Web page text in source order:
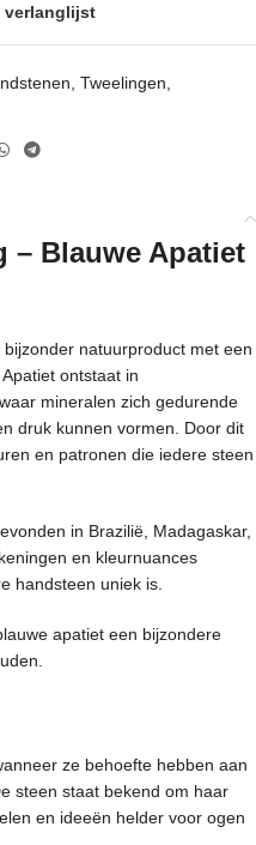
verlanglijst
, Tweelingen,
Blauwe Apatiet
natuurproduct met een
ontstaat in
mineralen zich gedurende
druk kunnen vormen. Door dit
en patronen die iedere steen
in Brazilië, Madagaskar,
en kleurnuances
handsteen uniek is.
apatiet een bijzondere
ze behoefte hebben aan
steen staat bekend om haar
en ideeën helder voor ogen